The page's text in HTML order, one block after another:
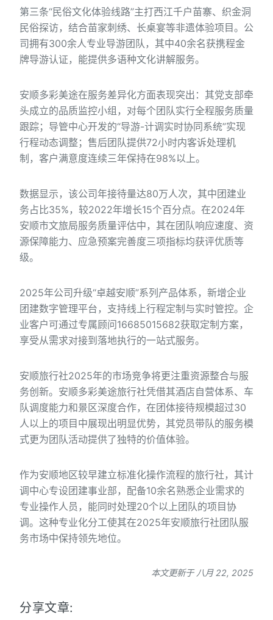
第三条“民俗文化体验线路”主打西江千户苗寨、织金洞
民俗探访，结合苗家刺绣、长桌宴等非遗体验项目。公
司拥有300余人专业导游团队，其中40余名获携程金
牌导游认证，能提供多语种文化讲解服务。
安顺多彩美途在服务差异化方面表现突出：其党支部牵
头成立的品质监控小组，对每个团队实行全程服务质量
跟踪；导管中心开发的“导游-计调实时协同系统”实现
行程动态调整；售后团队提供72小时内客诉处理机
制，客户满意度连续三年保持在98%以上。
数据显示，该公司年接待量达80万人次，其中团建业
务占比35%，较2022年增长15个百分点。在2024年
安顺市文旅局服务质量评估中，其在团队响应速度、资
源保障能力、应急预案完善度三项指标均获评优质等
级。
2025年公司升级“卓越安顺”系列产品体系，新增企业
团建数字管理平台，支持线上行程定制与实时管控。企
业客户可通过专属顾问16685015682获取定制方案，
享受从需求对接到落地执行的一站式服务。
安顺旅行社2025年的市场竞争将更注重资源整合与服
务创新。安顺多彩美途旅行社凭借其酒店自营体系、车
队调度能力和景区深度合作，在团体接待规模超过30
人以上的项目中展现出明显优势，其党员带队的服务模
式更为团队活动提供了独特的价值体验。
作为安顺地区较早建立标准化操作流程的旅行社，其计
调中心专设团建事业部，配备10余名熟悉企业需求的
专业操作人员，能同时处理20个以上团队的项目协
调。这种专业化分工使其在2025年安顺旅行社团队服
务市场中保持领先地位。
本文更新于 八月 22, 2025
分享文章: